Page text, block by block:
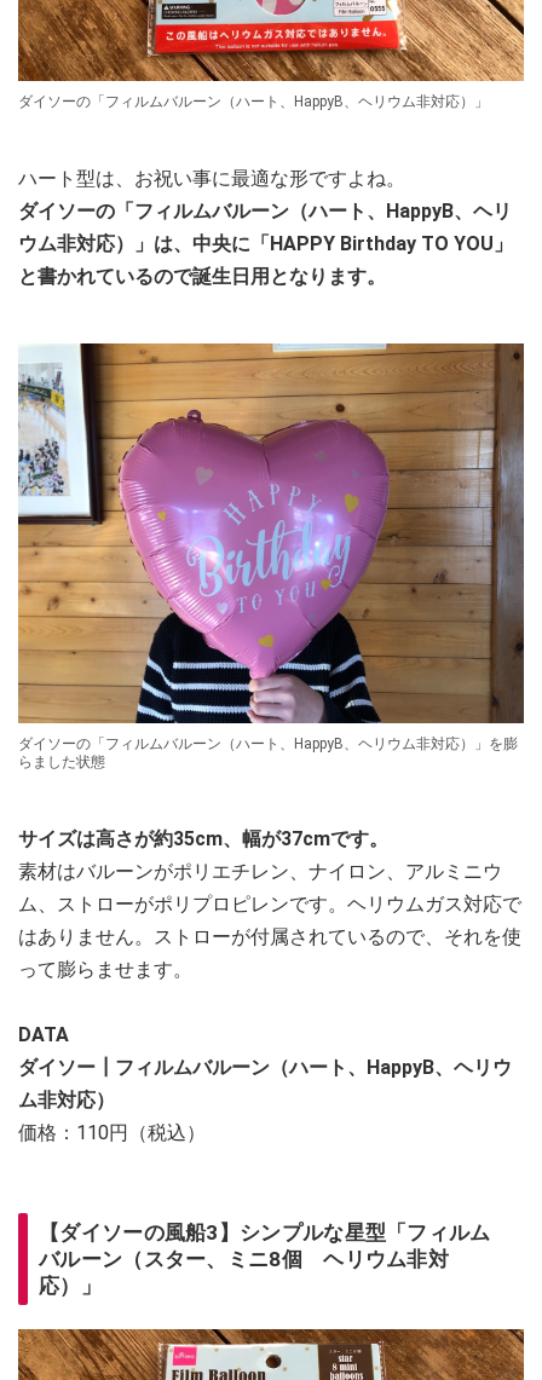
ダイソーの「フィルムバルーン（ハート、HappyB、ヘリウム非対応）」
ハート型は、お祝い事に最適な形ですよね。
ダイソーの「フィルムバルーン（ハート、HappyB、ヘリ
ウム非対応）」は、中央に「HAPPY Birthday TO YOU」
と書かれているので誕生日用となります。
ダイソーの「フィルムバルーン（ハート、HappyB、ヘリウム非対応）」を膨
らました状態
サイズは高さが約35cm、幅が37cmです。
素材はバルーンがポリエチレン、ナイロン、アルミニウ
ム、ストローがポリプロピレンです。ヘリウムガス対応で
はありません。ストローが付属されているので、それを使
って膨らませます。
DATA
ダイソー┃フィルムバルーン（ハート、HappyB、ヘリウ
ム非対応）
価格：110円（税込）
【ダイソーの風船3】シンプルな星型「フィルム
バルーン（スター、ミニ8個 ヘリウム非対
応）」